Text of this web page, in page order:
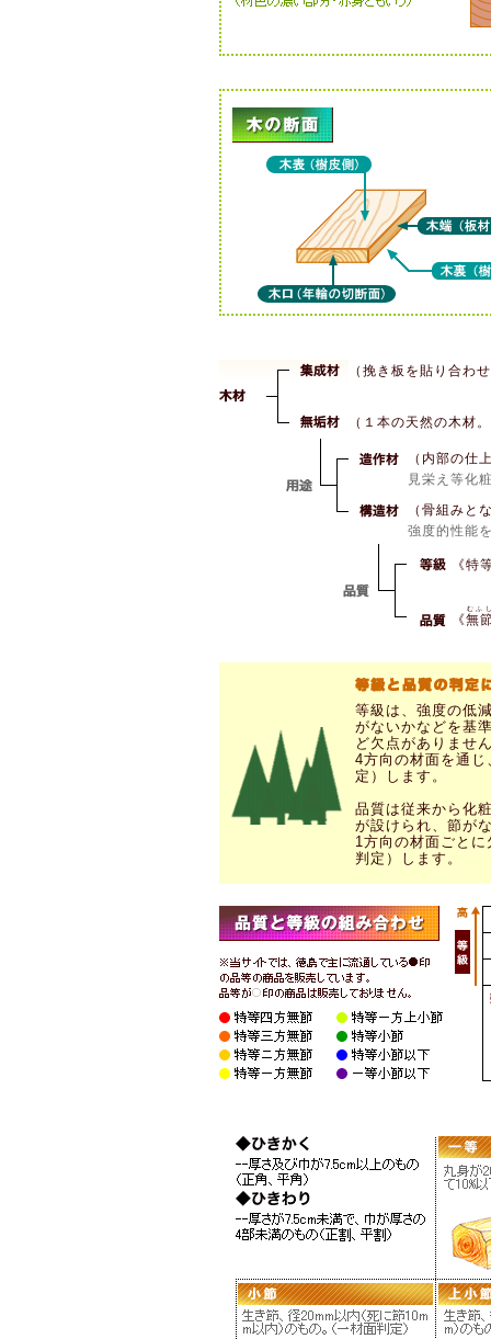
（挽き板を貼り合わ
（１本の天然の木材
（内部の仕
見栄え等化
（骨組みと
強度的性能
《特
《無
むふ
等級は、強度の低
がないかなどを基
ど欠点がありませ
4方向の材面を通
定）します。
品質は従来から化
が設けられ、節が
1方向の材面ごと
判定）します。